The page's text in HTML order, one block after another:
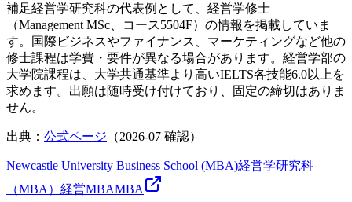
補足経営学研究科の代表例として、経営学修士
（Management MSc、コース5504F）の情報を掲載していま
す。国際ビジネスやファイナンス、マーケティングなど他の
修士課程は学費・要件が異なる場合があります。経営学部の
大学院課程は、大学共通基準より高いIELTS各技能6.0以上を
求めます。出願は随時受け付けており、固定の締切はありま
せん。
出典： 公式ページ （2026-07 確認）
Newcastle University Business School (MBA)経営学研究科
（MBA） 経営MBAMBA